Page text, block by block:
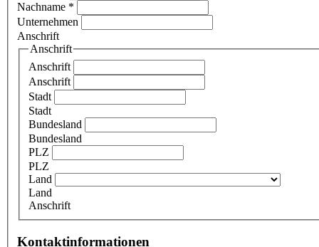
Nachname *
Unternehmen
Anschrift
Anschrift
Anschrift
Anschrift
Stadt
Stadt
Bundesland
Bundesland
PLZ
PLZ
Land
Land
Anschrift
Kontaktinformationen